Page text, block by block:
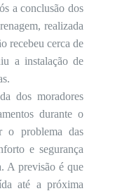
a conclusão dos
realizada
recebeu cerca de
a instalação de
dos moradores
durante o
o problema das
e segurança
A previsão é que
até a próxima